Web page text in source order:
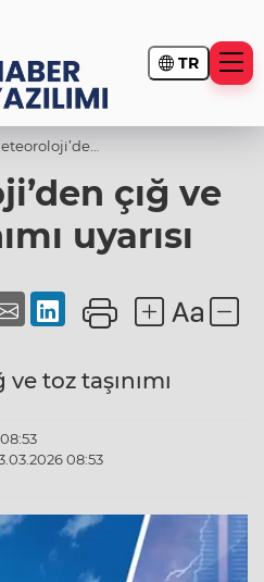
TR
uyarısı
çığ ve
uyarısı
toz taşınımı
08:53